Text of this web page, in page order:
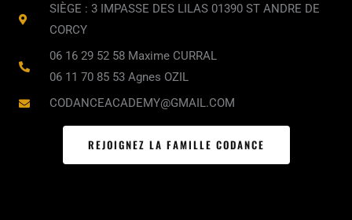
o
k
g
a
m
b
SIÈGE : 3 IMPASSE DES LILAS 01390 ST ANDRE DE
CORCY
06 16 29 52 58 Maxime CURRAL
06 11 70 85 53 Agnes OZIL
CODANCEACADEMY@GMAIL.COM
REJOIGNEZ LA FAMILLE CODANCE